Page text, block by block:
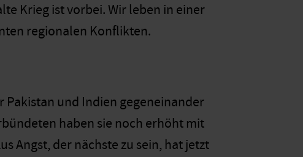
Krieg ist vorbei. Wir leben in einer
regionalen Konflikten.
Pakistan und Indien gegeneinander
haben sie noch erhöht mit
Angst, der nächste zu sein, hat jetzt